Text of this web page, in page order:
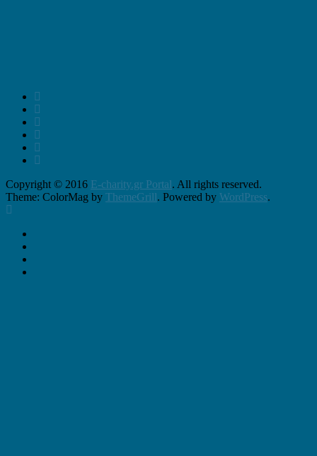
Copyright © 2016 E-charity.gr Portal. All rights reserved.
Theme: ColorMag by ThemeGrill. Powered by WordPress.